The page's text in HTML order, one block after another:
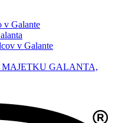
v Galante
v Galante
MAJETKU GALANTA,